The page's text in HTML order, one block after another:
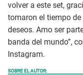
volver a este set,
tomaron el tiempo
deseos. Amo ser
banda del mundo”,
Instagram.
SOBRE EL AUTOR: